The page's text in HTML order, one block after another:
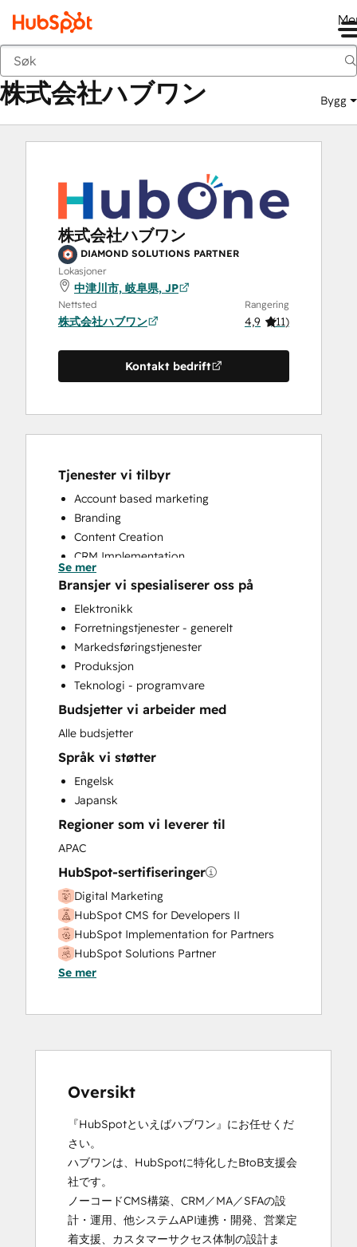
Markedsted
株式会社ハブワン Bygg
株式会社ハブワン
DIAMOND SOLUTIONS PARTNER
Lokasjoner
中津川市, 岐阜県, JP
Nettsted
株式会社ハブワン
Rangering
4,9 (11)
Kontakt bedrift
Tjenester vi tilbyr
Account based marketing
Branding
Content Creation
CRM Implementation
CRM Migration
Custom API Integrations
Customer Success Training
Customer Survey and Analysis
Email Marketing
Full Inbound Marketing Services
Help Desk Implementation
HubSpot Onboarding
Knowledge Base Development
Paid Advertising
Programmable Automation
Sales and Marketing Alignment
Sales Enablement
Search Engine Optimization
Video Production
Website Development
Website Migration
Se mer
Bransjer vi spesialiserer oss på
Elektronikk
Forretningstjenester - generelt
Markedsføringstjenester
Produksjon
Teknologi - programvare
Budsjetter vi arbeider med
Alle budsjetter
Språk vi støtter
Engelsk
Japansk
Regioner som vi leverer til
APAC
HubSpot-sertifiseringer
Digital Marketing
HubSpot CMS for Developers II
HubSpot Implementation for Partners
HubSpot Solutions Partner
Inbound
Inbound Sales
Course
Se mer
Oversikt
『HubSpotといえばハブワン』にお任せくだ
さい。
ハブワンは、HubSpotに特化したBtoB支援会
社です。
ノーコードCMS構築、CRM／MA／SFAの設
計・運用、他システムAPI連携・開発、営業定
着支援、カスタマーサクセス体制の設計ま